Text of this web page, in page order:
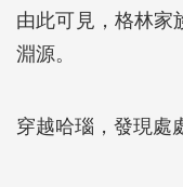
由此可見，格林家
淵源。
穿越哈瑙，發現處